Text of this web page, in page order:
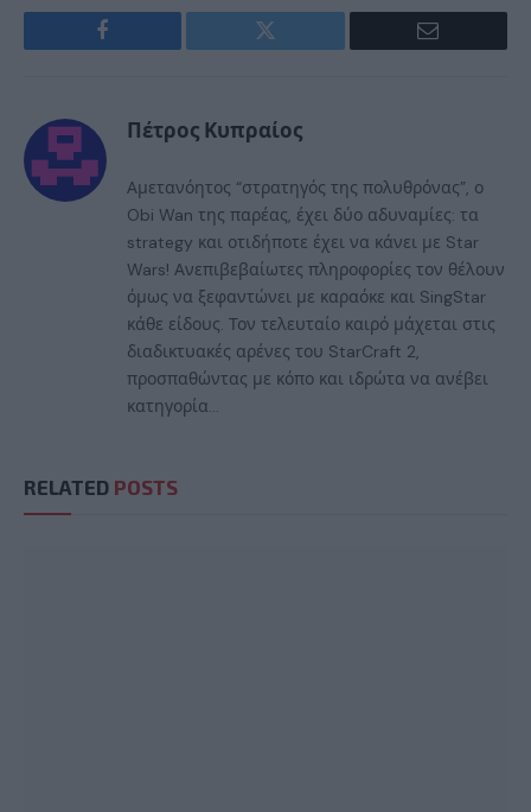
Facebook Twitter Email
Πέτρος Κυπραίος
Αμετανόητος “στρατηγός της πολυθρόνας”, ο
Obi Wan της παρέας, έχει δύο αδυναμίες: τα
strategy και οτιδήποτε έχει να κάνει με Star
Wars! Ανεπιβεβαίωτες πληροφορίες τον θέλουν
όμως να ξεφαντώνει με καραόκε και SingStar
κάθε είδους. Τον τελευταίο καιρό μάχεται στις
διαδικτυακές αρένες του StarCraft 2,
προσπαθώντας με κόπο και ιδρώτα να ανέβει
κατηγορία...
RELATED POSTS